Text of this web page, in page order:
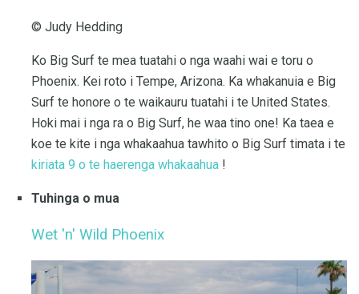
© Judy Hedding
Ko Big Surf te mea tuatahi o nga waahi wai e toru o
Phoenix. Kei roto i Tempe, Arizona. Ka whakanuia e Big
Surf te honore o te waikauru tuatahi i te United States.
Hoki mai i nga ra o Big Surf, he waa tino one! Ka taea e
koe te kite i nga whakaahua tawhito o Big Surf timata i te
kiriata 9 o te haerenga whakaahua !
Tuhinga o mua
Wet 'n' Wild Phoenix